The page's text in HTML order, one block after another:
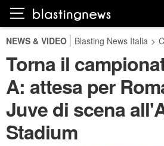
NEWS & VIDEO Blasting News Italia >
Torna il
A: attesa per
Juve di scena
Stadium